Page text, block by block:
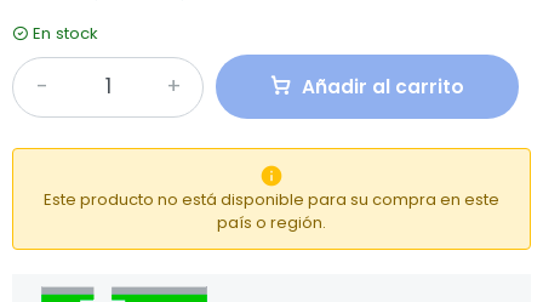
En stock
Añadir al carrito

Este producto no está disponible para su compra en este
país o región.